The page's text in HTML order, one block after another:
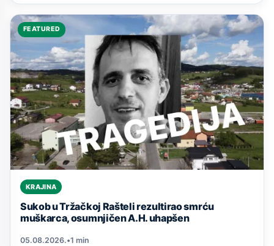
FEATURED
KRAJINA
Sukob u Tržačkoj Rašteli rezultirao smrću
muškarca, osumnjičen A.H. uhapšen
05.08.2026.•1 min